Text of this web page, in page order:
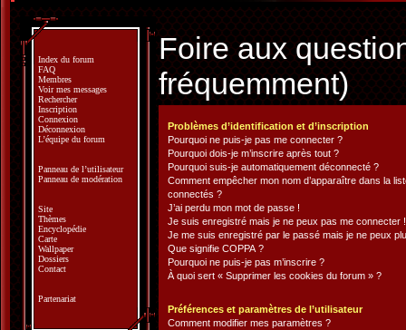
Foire aux
fréquemment)
Problèmes d’identification et d’inscription
Pourquoi ne puis-je pas me connecter ?
Pourquoi dois-je m’inscrire après tout ?
Pourquoi suis-je automatiquement déconnecté ?
Comment empêcher mon nom d’apparaître dans la
connectés ?
J’ai perdu mon mot de passe !
Je suis enregistré mais je ne peux pas me connecter !
Je me suis enregistré par le passé mais je ne peux
Que signifie COPPA ?
Pourquoi ne puis-je pas m’inscrire ?
À quoi sert « Supprimer les cookies du forum » ?
Préférences et paramètres de l’utilisateur
Comment modifier mes paramètres ?
Index du forum
FAQ
Membres
Voir mes messages
Rechercher
Inscription
Connexion
Déconnexion
L’équipe du forum
Panneau de l’utilisateur
Panneau de modération
Site
Thèmes
Encyclopédie
Carte
Wallpaper
Dossiers
Contact
Partenariat